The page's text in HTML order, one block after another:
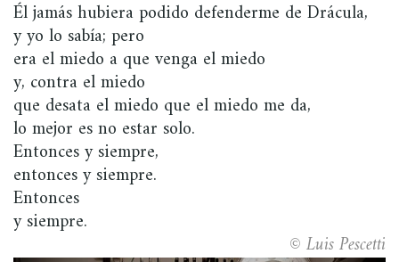
Él jamás hubiera podido defenderme de Drácula,
y yo lo sabía; pero
era el miedo a que venga el miedo
y, contra el miedo
que desata el miedo que el miedo me da,
lo mejor es no estar solo.
Entonces y siempre,
entonces y siempre.
Entonces
y siempre.
© Luis Pescetti